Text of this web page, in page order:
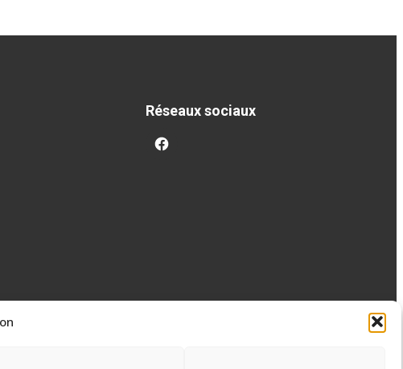
Réseaux sociaux
facebook